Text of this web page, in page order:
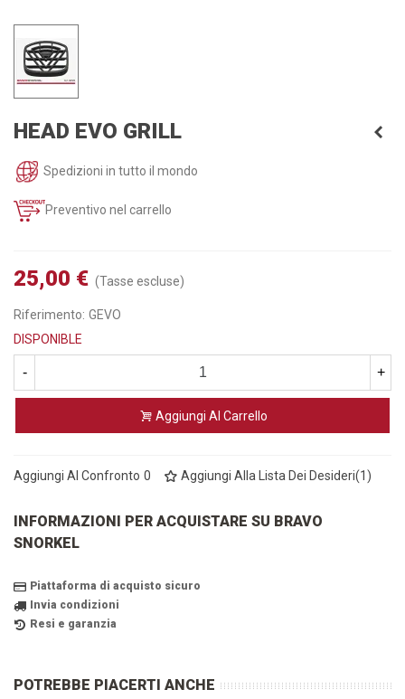
HEAD EVO GRILL
Spedizioni in tutto il mondo
Preventivo nel carrello
25,00 € (Tasse escluse)
Riferimento: GEVO
DISPONIBLE
- +
Aggiungi Al Carrello
Aggiungi Al Confronto 0 Aggiungi Alla Lista Dei Desideri(1 )
INFORMAZIONI PER ACQUISTARE SU BRAVO
SNORKEL
Piattaforma di acquisto sicuro
Invia condizioni
Resi e garanzia
POTREBBE PIACERTI ANCHE